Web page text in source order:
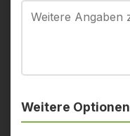
Weitere Optionen